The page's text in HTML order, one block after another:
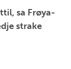
sa Frøya-
strake